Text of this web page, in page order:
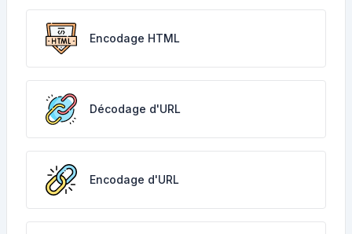
Encodage HTML
Décodage d'URL
Encodage d'URL